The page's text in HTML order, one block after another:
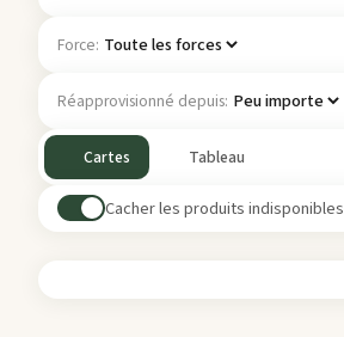
Force:
Réapprovisionné depuis:
Cartes Tableau
Cacher les produits indisponibles